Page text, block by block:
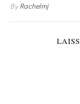
ByRachelmj